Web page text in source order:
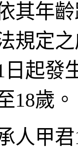
其年
規定
日起發
18歲。
人甲